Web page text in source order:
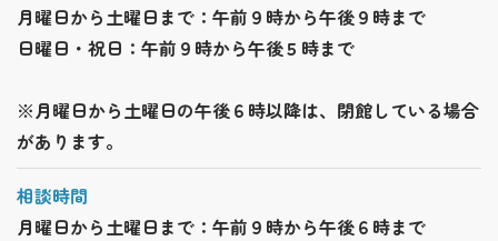
月曜日から土曜日まで：午前９時から午後９時まで
日曜日・祝日：午前９時から午後５時まで
※月曜日から土曜日の午後６時以降は、閉館している場合
があります。
相談時間
月曜日から土曜日まで：午前９時から午後６時まで